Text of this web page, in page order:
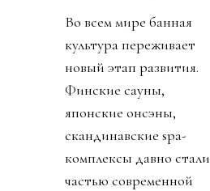
Во всем мире банная
культура переживает
новый этап развития.
Финские сауны,
японские онсэны,
скандинавские spa-
комплексы давно стали
частью современной